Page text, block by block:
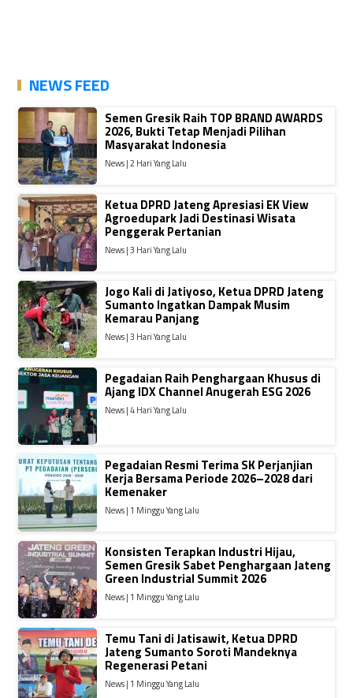
NEWS FEED
Semen Gresik Raih TOP BRAND AWARDS
2026, Bukti Tetap Menjadi Pilihan
Masyarakat Indonesia
News | 2 Hari Yang Lalu
Ketua DPRD Jateng Apresiasi EK View
Agroedupark Jadi Destinasi Wisata
Penggerak Pertanian
News | 3 Hari Yang Lalu
Jogo Kali di Jatiyoso, Ketua DPRD Jateng
Sumanto Ingatkan Dampak Musim
Kemarau Panjang
News | 3 Hari Yang Lalu
Pegadaian Raih Penghargaan Khusus di
Ajang IDX Channel Anugerah ESG 2026
News | 4 Hari Yang Lalu
Pegadaian Resmi Terima SK Perjanjian
Kerja Bersama Periode 2026–2028 dari
Kemenaker
News | 1 Minggu Yang Lalu
Konsisten Terapkan Industri Hijau,
Semen Gresik Sabet Penghargaan Jateng
Green Industrial Summit 2026
News | 1 Minggu Yang Lalu
Temu Tani di Jatisawit, Ketua DPRD
Jateng Sumanto Soroti Mandeknya
Regenerasi Petani
News | 1 Minggu Yang Lalu